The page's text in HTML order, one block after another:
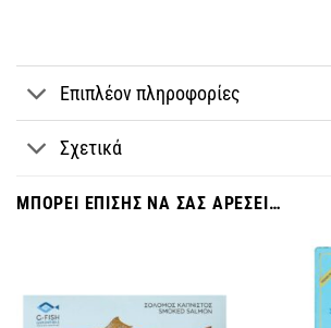
Επιπλέον πληροφορίες
Σχετικά
ΜΠΟΡΕΊ ΕΠΊΣΗΣ ΝΑ ΣΑΣ ΑΡΈΣΕΙ…